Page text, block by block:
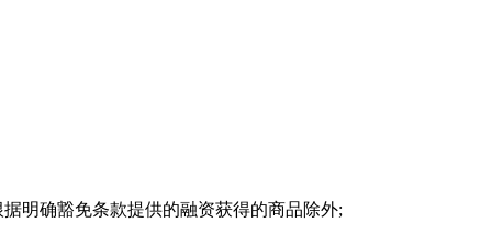
明确豁免条款提供的融资获得的商品除外;